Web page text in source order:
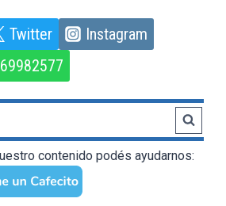
Twitter
Instagram
contenido podés ayudarnos: